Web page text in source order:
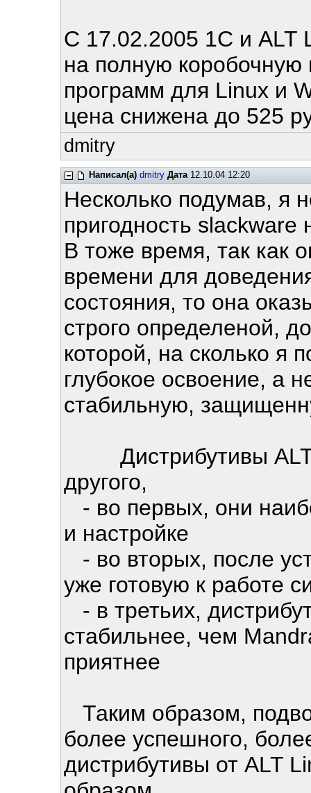
C 17.02.2005 1C и ALT
на полную
программ для Linux и
цена снижена до 525
dmitry
Написал(а) dmitry Дата12.10.04 12:20
Несколько подумав, я
пригодность
В тоже время, так как
времени для
состояния, то она
строго определеной,
которой, на сколько я
глубокое освоение, а
стабильную,
Дистрибутивы ALT
другого,
- во первых, они
и настройке
- во вторых, после
уже готовую к работе
- в третьих,
стабильнее, чем
приятнее
Таким образом,
более успешного,
дистрибутивы от ALT